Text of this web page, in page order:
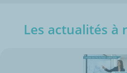
Les actualités à